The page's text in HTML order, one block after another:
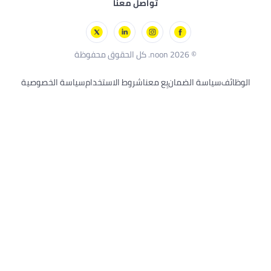
سياسة الضمانبِع معناشروط الاستخدامسياسة الخصوصية